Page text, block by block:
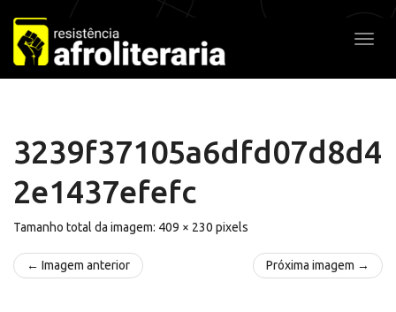
Pular
para
o
conteúdo
3239f37105a6dfd07d8d4
2e1437efefc
Tamanho total da imagem: 409 × 230 pixels
← Imagem anterior Próxima imagem →